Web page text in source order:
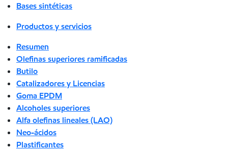
Bases sintéticas
Productos y servicios
Resumen
Olefinas superiores ramificadas
Butilo
Catalizadores y Licencias
Goma EPDM
Alcoholes superiores
Alfa olefinas lineales (LAO)
Neo-ácidos
Plastificantes